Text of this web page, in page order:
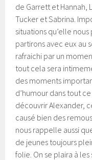
de Garrett et Hannah,
Tucker et Sabrina.
situations qu’elle
partirons avec eux au
rafraichi par un
tout cela sera
des moments
d’humour dans tout
découvrir Alexander,
causé bien des
nous rappelle aussi
de jeunes toujours
folie. On se plaira à